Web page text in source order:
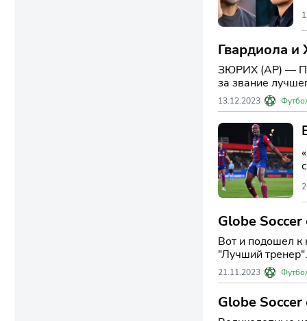
Гвардиола и
награды
ЗЮРИХ (AP) —
за звание
13.12.2023
Globe
Вот и подошел к
"Лучший
право бороться
21.11.2023
Globe